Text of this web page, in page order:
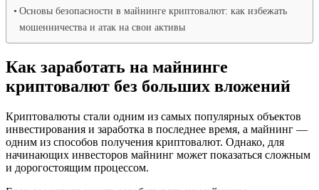
Основы безопасности в майнинге криптовалют: как избежать
мошенничества и атак на свои активы
Как заработать на майнинге
криптовалют без больших вложений
Криптовалюты стали одним из самых популярных объектов
инвестирования и заработка в последнее время, а майнинг —
одним из способов получения криптовалют. Однако, для
начинающих инвесторов майнинг может показаться сложным
и дорогостоящим процессом.